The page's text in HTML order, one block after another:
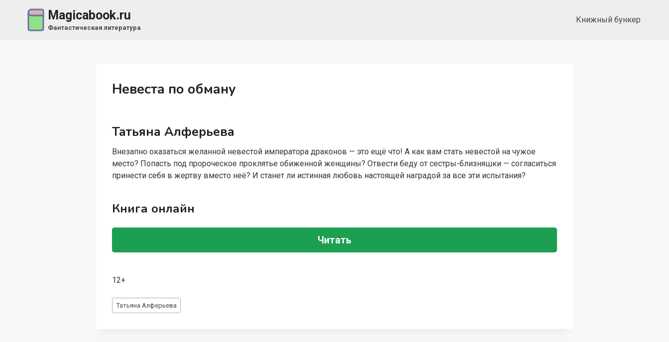
содержимому
Magicabook.ru
Фантастическая литература
Книжный бункер
Невеста по обману
Татьяна Алферьева
Внезапно оказаться желанной невестой императора драконов — это ещё что! А как вам стать невестой на чужое
место? Попасть под пророческое проклятье обиженной женщины? Отвести беду от сестры-близняшки — согласиться
принести себя в жертву вместо неё? И станет ли истинная любовь настоящей наградой за все эти испытания?
Книга онлайн
Читать
12+
Метки
записи:
Татьяна Алферьева